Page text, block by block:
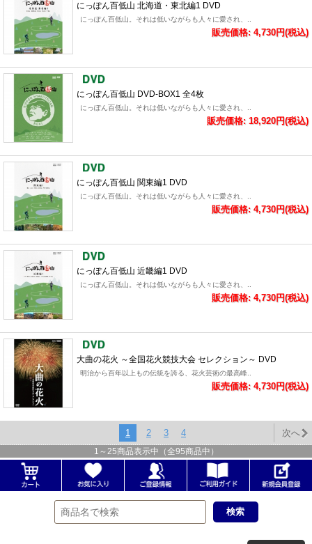
にっぽん百低山 北海道・東北編1 DVD
にっぽん百低山。それは低いながらも人々に愛され、..
販売価格: 4,730円(税込)
にっぽん百低山 DVD-BOX1 全4枚
にっぽん百低山。それは低いながらも人々に愛され、..
販売価格: 18,920円(税込)
にっぽん百低山 関東編1 DVD
にっぽん百低山。それは低いながらも人々に愛され、..
販売価格: 4,730円(税込)
にっぽん百低山 近畿編1 DVD
にっぽん百低山。それは低いながらも人々に愛され、..
販売価格: 4,730円(税込)
大曲の花火 ～全国花火競技大会 セレクション～ DVD
明治から百年以上もの伝統を誇る、花火芸術の最高峰..
販売価格: 4,730円(税込)
1 2 3 4 次へ
1 ～ 25商品表示中（全95商品中）